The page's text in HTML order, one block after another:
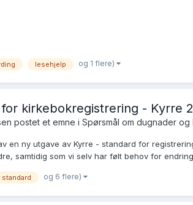
lesehjelp og 1 flere)
kirkebokregistrering - Kyrre
postet et emne i Spørsmål om dugnader
en ny utgave av Kyrre - standard for
samtidig som vi selv har følt behov for
standard og 6 flere)